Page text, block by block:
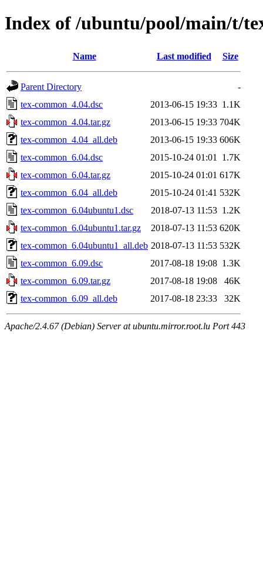
Index of /ubuntu/pool/main/t/
Name Last modified Size
Parent Directory
-
tex-common_4.04.dsc
2013-06-15 19:33 1.1K
tex-common_4.04.tar.gz
2013-06-15 19:33 704K
tex-common_4.04_all.deb
2013-06-15 19:33 606K
tex-common_6.04.dsc
2015-10-24 01:01
1.7K
tex-common_6.04.tar.gz
2015-10-24 01:01 617K
tex-common_6.04_all.deb
2015-10-24 01:41 532K
tex-common_6.04ubuntu1.dsc
2018-07-13 11:53 1.2K
tex-common_6.04ubuntu1.tar.gz
2018-07-13 11:53 620K
tex-common_6.04ubuntu1_all.deb 2018-07-13 11:53 532K
tex-common_6.09.dsc
2017-08-18 19:08 1.3K
tex-common_6.09.tar.gz
2017-08-18 19:08
46K
tex-common_6.09_all.deb
2017-08-18 23:33 32K
Apache/2.4.67 (Debian) Server at ubuntu.mirror.root.lu Port 443